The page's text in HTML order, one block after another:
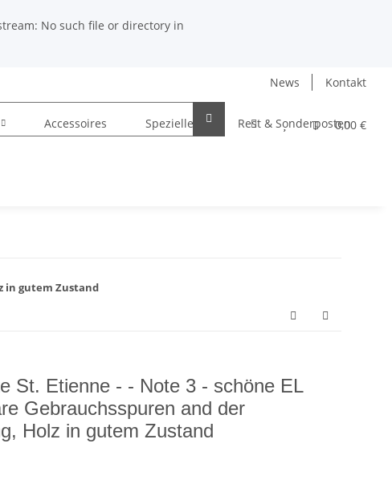
No such file or directory in
News
Kontakt
0,00 €
Accessoires Spezielles Rest & Sonderposten
in gutem Zustand
St. Etienne - - Note 3 - schöne EL
Gebrauchsspuren and der
Holz in gutem Zustand